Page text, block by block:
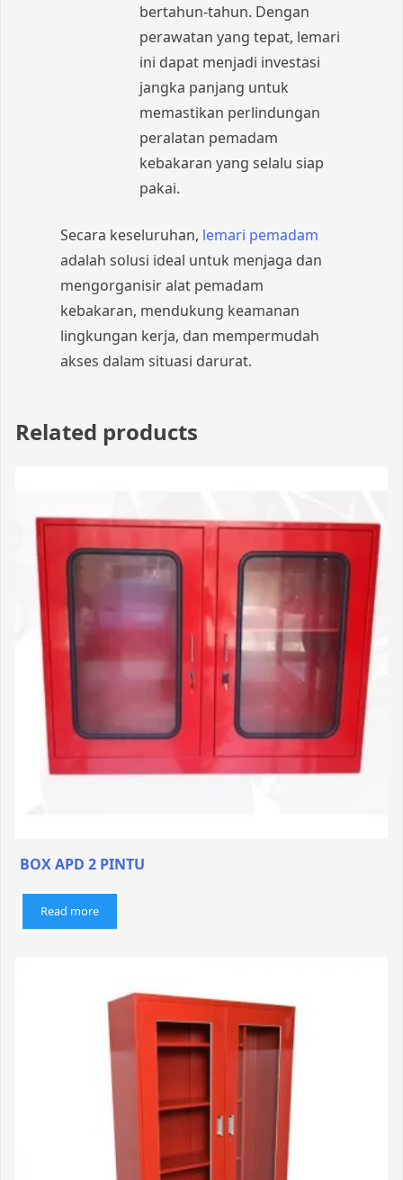
bertahun-tahun. Dengan
perawatan yang tepat, lemari
ini dapat menjadi investasi
jangka panjang untuk
memastikan perlindungan
peralatan pemadam
kebakaran yang selalu siap
pakai.
Secara keseluruhan, lemari pemadam
adalah solusi ideal untuk menjaga dan
mengorganisir alat pemadam
kebakaran, mendukung keamanan
lingkungan kerja, dan mempermudah
akses dalam situasi darurat.
Related products
BOX APD 2 PINTU
Read more